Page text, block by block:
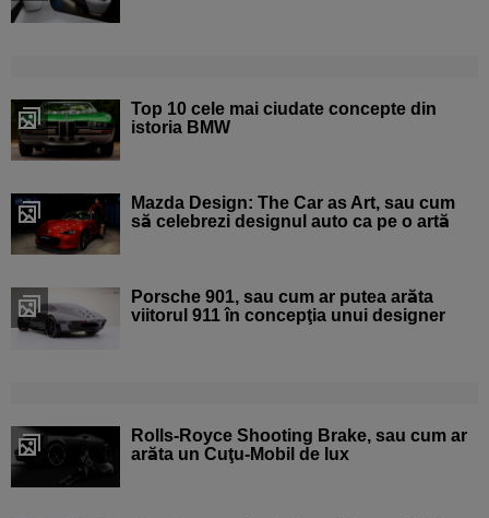
Top 10 cele mai ciudate concepte din
istoria BMW
Mazda Design: The Car as Art, sau cum
să celebrezi designul auto ca pe o artă
Porsche 901, sau cum ar putea arăta
viitorul 911 în concepţia unui designer
Rolls-Royce Shooting Brake, sau cum ar
arăta un Cuţu-Mobil de lux